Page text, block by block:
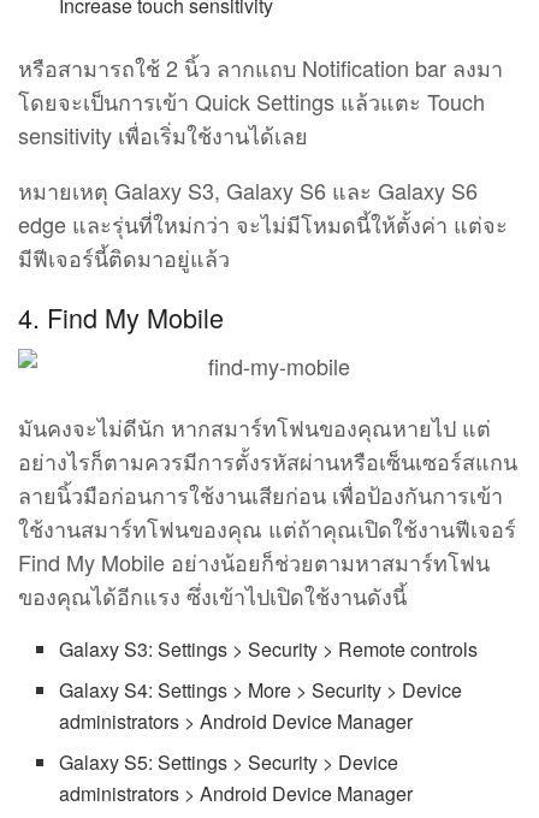
หรือสามารถใช้ 2 นิ้ว ลากแถบ Notification bar ลงมา
โดยจะเป็นการเข้า Quick Settings แล้วแตะ Touch
sensitivity เพื่อเริ่มใช้งานได้เลย
หมายเหตุ Galaxy S3, Galaxy S6 และ Galaxy S6
edge และรุ่นที่ใหม่กว่า จะไม่มีโหมดนี้ให้ตั้งค่า แต่จะ
มีฟีเจอร์นี้ติดมาอยู่แล้ว
4. Find My Mobile
มันคงจะไม่ดีนัก หากสมาร์ทโฟนของคุณหายไป แต่
อย่างไรก็ตามควรมีการตั้งรหัสผ่านหรือเซ็นเซอร์สแกน
ลายนิ้วมือก่อนการใช้งานเสียก่อน เพื่อป้องกันการเข้า
ใช้งานสมาร์ทโฟนของคุณ แต่ถ้าคุณเปิดใช้งานฟีเจอร์
Find My Mobile อย่างน้อยก็ช่วยตามหาสมาร์ทโฟน
ของคุณได้อีกแรง ซึ่งเข้าไปเปิดใช้งานดังนี้
Galaxy S3: Settings > Security > Remote controls
Galaxy S4: Settings > More > Security > Device
administrators > Android Device Manager
Galaxy S5: Settings > Security > Device
administrators > Android Device Manager